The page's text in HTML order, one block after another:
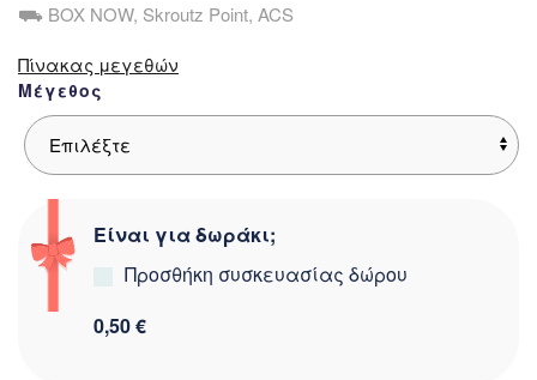
13,00 €.
⛟ BOX NOW, Skroutz Point, ACS
Πίνακας μεγεθών
Μέγεθος
Είναι για δωράκι;
Προσθήκη συσκευασίας δώρου
0,50 €